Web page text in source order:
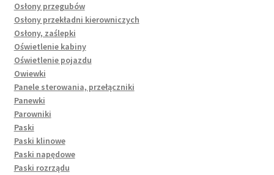
Osłony przegubów
Osłony przekładni kierowniczych
Osłony, zaślepki
Oświetlenie kabiny
Oświetlenie pojazdu
Owiewki
Panele sterowania, przełączniki
Panewki
Parowniki
Paski
Paski klinowe
Paski napędowe
Paski rozrządu